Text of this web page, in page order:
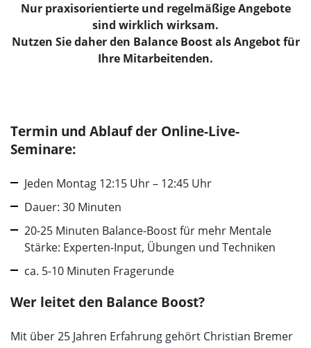
Nur praxisorientierte und regelmäßige Angebote
sind wirklich wirksam.
Nutzen Sie daher den Balance Boost als Angebot für
Ihre Mitarbeitenden.
Termin und Ablauf der Online-Live-
Seminare:
Jeden Montag 12:15 Uhr – 12:45 Uhr
Dauer: 30 Minuten
20-25 Minuten Balance-Boost für mehr Mentale
Stärke: Experten-Input, Übungen und Techniken
ca. 5-10 Minuten Fragerunde
Wer leitet den Balance Boost?
Mit über 25 Jahren Erfahrung gehört Christian Bremer